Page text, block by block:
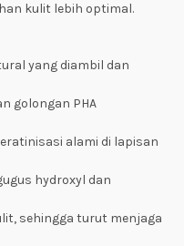
kulit lebih optimal.
yang diambil dan
golongan PHA
alami di lapisan
hydroxyl dan
sehingga turut menjaga